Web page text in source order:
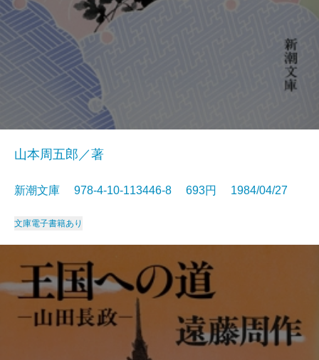
山本周五郎／著
新潮文庫 978-4-10-113446-8 693円 1984/04/27
文庫電子書籍あり